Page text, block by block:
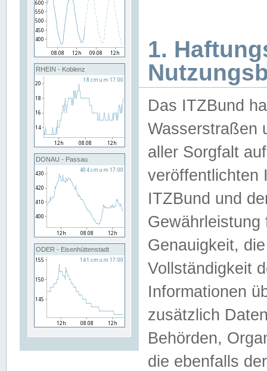
RHEIN - Koblenz
DONAU - Passau
ODER - Eisenhüttenstadt
1.
Das ITZBund
Wasserstraßen
aller Sorgfalt
veröffentlichten
ITZBund und
Genauigkeit,
Vollständigkeit
Informationen
zusätzlich
Behörden,
die ebenfalls